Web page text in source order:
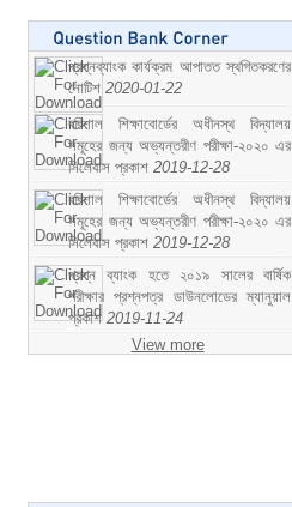
প্রশ্নব্যাংক কার্যক্রম আপাতত স্থগিতকরণের
নোটিশ 2020-01-22
বরিশাল শিক্ষাবোর্ডের অধীনস্থ বিদ্যালয়
সমূহের জন্য অভ্যন্তরীণ পরীক্ষা-২০২০ এর
সিলেবাস প্রকাশ 2019-12-28
বরিশাল শিক্ষাবোর্ডের অধীনস্থ বিদ্যালয়
সমূহের জন্য অভ্যন্তরীণ পরীক্ষা-২০২০ এর
সিলেবাস প্রকাশ 2019-12-28
প্রশ্ন ব্যাংক হতে ২০১৯ সালের বার্ষিক
পরীক্ষার প্রশ্নপত্র ডাউনলোডের ম্যানুয়াল
প্রকাশ 2019-11-24
View more